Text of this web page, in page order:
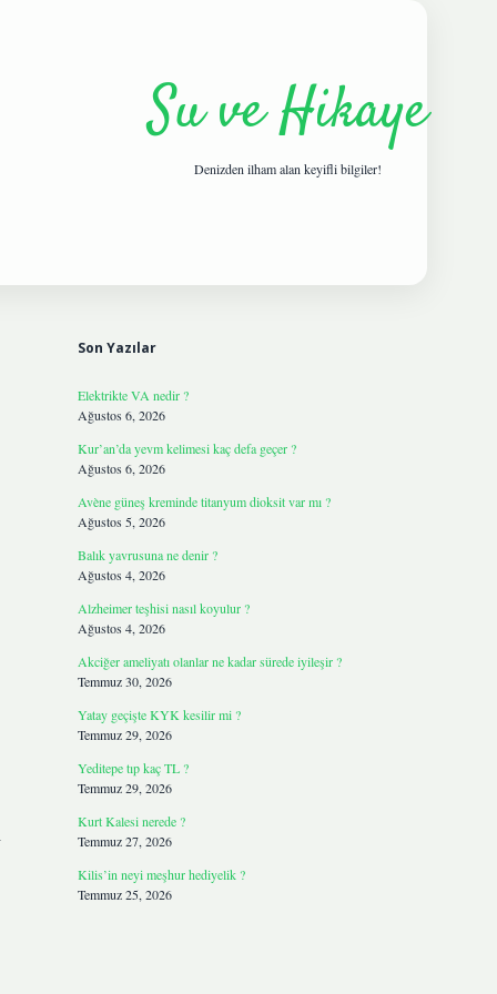
Su ve Hikaye
Denizden ilham alan keyifli bilgiler!
Son Yazılar
Elektrikte VA nedir ?
Ağustos 6, 2026
Kur’an’da yevm kelimesi kaç defa geçer ?
Ağustos 6, 2026
Avène güneş kreminde titanyum dioksit var mı ?
Ağustos 5, 2026
Balık yavrusuna ne denir ?
Ağustos 4, 2026
Alzheimer teşhisi nasıl koyulur ?
Ağustos 4, 2026
Akciğer ameliyatı olanlar ne kadar sürede iyileşir ?
Temmuz 30, 2026
Yatay geçişte KYK kesilir mi ?
Temmuz 29, 2026
Yeditepe tıp kaç TL ?
Temmuz 29, 2026
Kurt Kalesi nerede ?
Temmuz 27, 2026
Kilis’in neyi meşhur hediyelik ?
Temmuz 25, 2026